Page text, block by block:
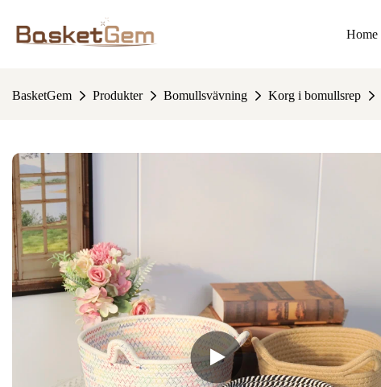
Home
BasketGem Produkter Bomullsvävning Korg i bomullsrep